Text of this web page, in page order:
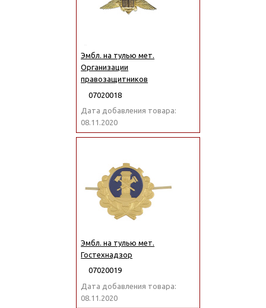
Эмбл. на тулью мет.
Организации
правозащитников
07020018
Дата добавления товара:
08.11.2020
Эмбл. на тулью мет.
Гостехнадзор
07020019
Дата добавления товара:
08.11.2020